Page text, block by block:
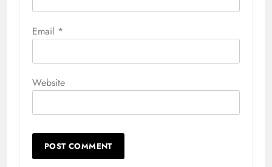
Email *
Website